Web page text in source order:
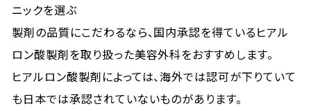
ニックを選ぶ
製剤の品質にこだわるなら、国内承認を得ているヒアル
ロン酸製剤を取り扱った美容外科をおすすめします。
ヒアルロン酸製剤によっては、海外では認可が下りていて
も日本では承認されていないものがあります。